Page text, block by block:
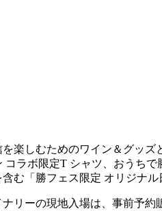
楽しむためのワイン＆グッ
コラボ限定T シャツ、おうち
む「勝フェス限定 オリジナ
リーの現地入場は、事前予